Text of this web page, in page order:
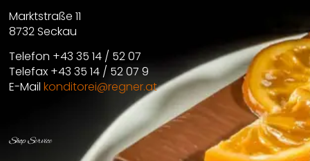
Marktstraße 11
8732 Seckau
Telefon +43 35 14 / 52 07
Telefax +43 35 14 / 52 07 9
E-Mail konditorei@regner.at
Shop Service